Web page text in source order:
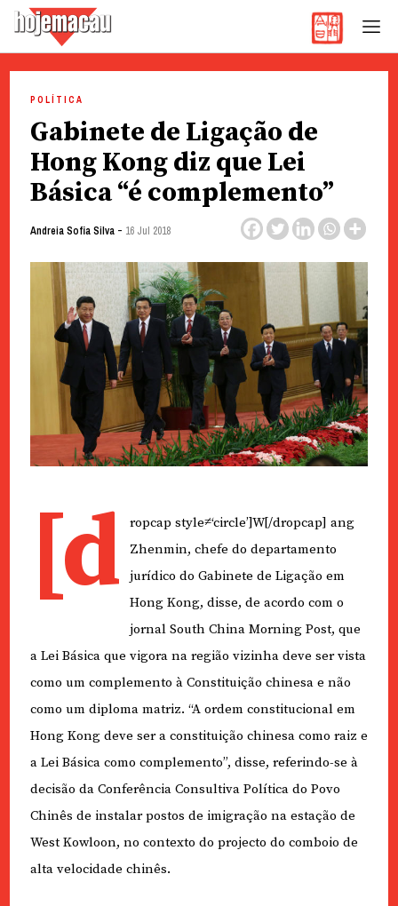
content
POLÍTICA
Gabinete de Ligação de
Hong Kong diz que Lei
Básica “é complemento”
Andreia Sofia Silva- 16 Jul 2018
[d
ropcap style≠‘circle’]W[/dropcap] ang
Zhenmin, chefe do departamento
jurídico do Gabinete de Ligação em
Hong Kong, disse, de acordo com o
jornal South China Morning Post, que
a Lei Básica que vigora na região vizinha deve ser vista
como um complemento à Constituição chinesa e não
como um diploma matriz. “A ordem constitucional em
Hong Kong deve ser a constituição chinesa como raiz e
a Lei Básica como complemento”, disse, referindo-se à
decisão da Conferência Consultiva Política do Povo
Chinês de instalar postos de imigração na estação de
West Kowloon, no contexto do projecto do comboio de
alta velocidade chinês.